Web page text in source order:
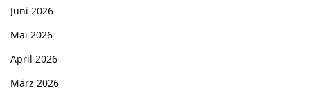
Juni 2026
Mai 2026
April 2026
März 2026